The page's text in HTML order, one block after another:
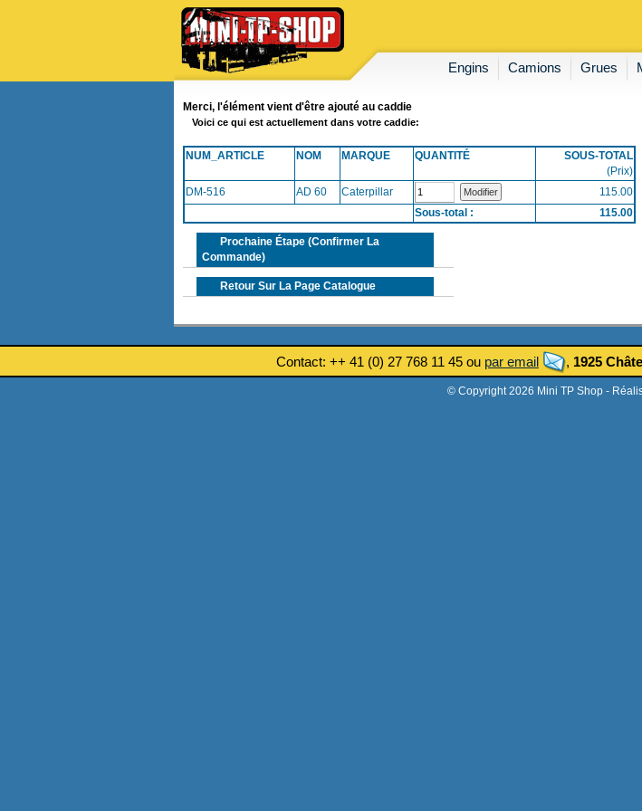
Engins Camions Grues
Merci, l'élément vient d'être ajouté au caddie
Voici ce qui est actuellement dans votre caddie:
NUM_ARTICLE NOM MARQUE QUANTITÉ
SOUS-TOTAL
(Prix)
DM-516
AD 60 Caterpillar
115.00
Sous-total :
115.00
Prochaine Étape (confirmer La
Commande)
Retour Sur La Page Catalogue
Contact: ++ 41 (0) 27 768 11 45 ou par email , 1925
© Copyright 2026 Mini TP Shop -